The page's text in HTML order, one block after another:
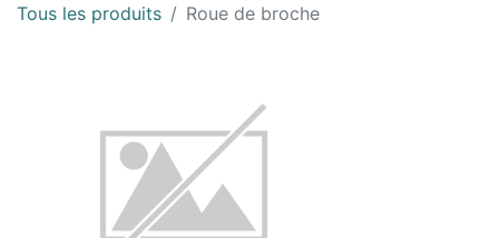
Tous les produits Roue de broche